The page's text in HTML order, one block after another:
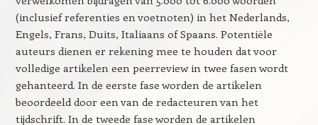
(inclusief referenties en voetnoten) in het Nederlands,
Engels, Frans, Duits, Italiaans of Spaans. Potentiële
auteurs dienen er rekening mee te houden dat voor
volledige artikelen een peerreview in twee fasen wordt
gehanteerd. In de eerste fase worden de artikelen
beoordeeld door een van de redacteuren van het
tijdschrift. In de tweede fase worden de artikelen